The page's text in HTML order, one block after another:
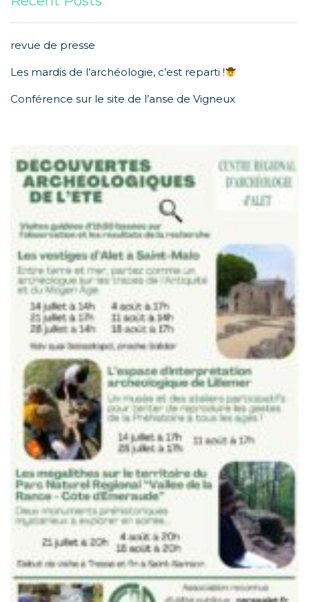
revue de presse
Les mardis de l’archéologie, c’est reparti !
Conférence sur le site de l’anse de Vigneux